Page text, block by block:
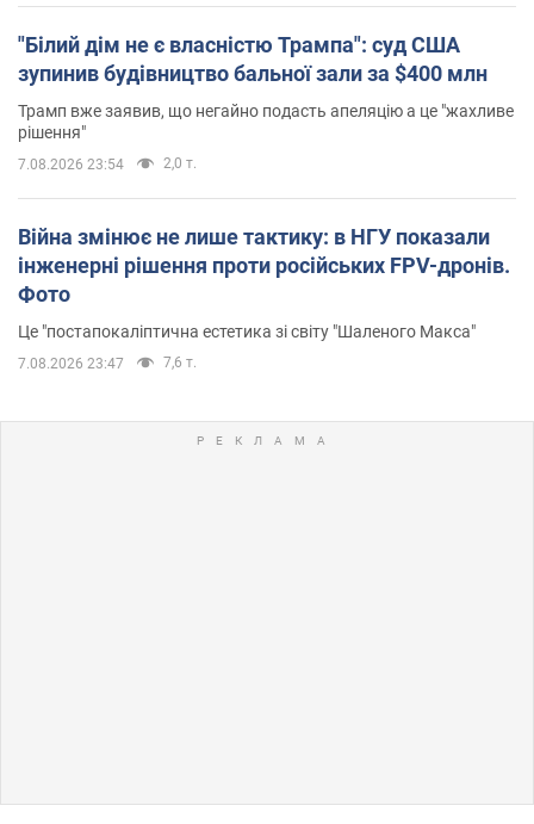
"Білий дім не є власністю Трампа": суд США
зупинив будівництво бальної зали за $400 млн
Трамп вже заявив, що негайно подасть апеляцію а це "жахливе
рішення"
7.08.2026 23:54 2,0 т.
Війна змінює не лише тактику: в НГУ показали
інженерні рішення проти російських FPV-дронів.
Фото
Це "постапокаліптична естетика зі світу "Шаленого Макса"
7.08.2026 23:47 7,6 т.